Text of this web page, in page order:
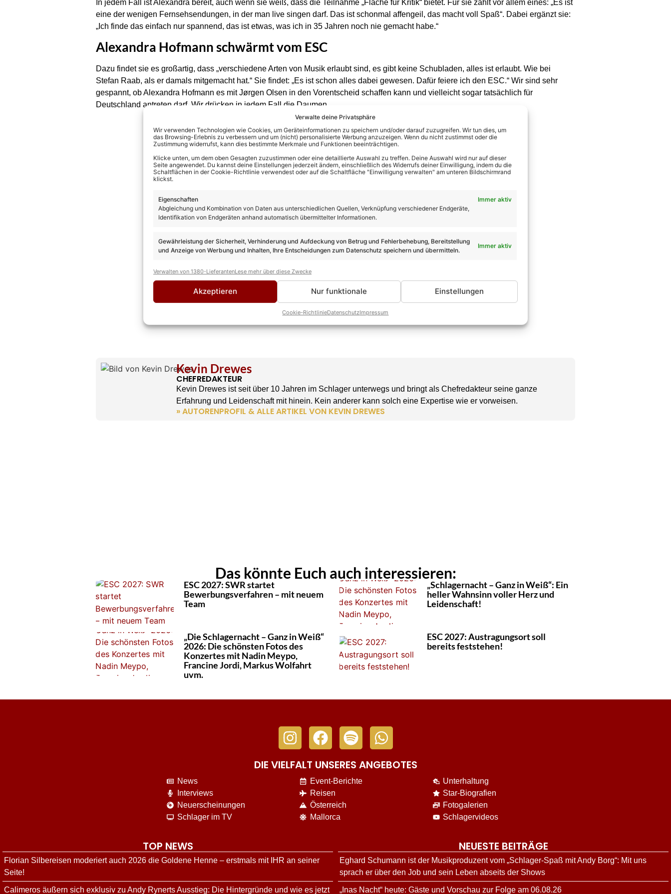
Verwalte deine Privatsphäre
Wir verwenden Technologien wie Cookies, um Geräteinformationen zu speichern und/oder darauf zuzugreifen. Wir tun dies, um
das Browsing-Erlebnis zu verbessern und um (nicht) personalisierte Werbung anzuzeigen. Wenn du nicht zustimmst oder die
Zustimmung widerrufst, kann dies bestimmte Merkmale und Funktionen beeinträchtigen.
Klicke unten, um dem oben Gesagten zuzustimmen oder eine detaillierte Auswahl zu treffen. Deine Auswahl wird nur auf dieser
Seite angewendet. Du kannst deine Einstellungen jederzeit ändern, einschließlich des Widerrufs deiner Einwilligung, indem du die
Schaltflächen in der Cookie-Richtlinie verwendest oder auf die Schaltfläche "Einwilligung verwalten" am unteren Bildschirmrand
klickst.
Eigenschaften
Immer aktiv
Abgleichung und Kombination von Daten aus unterschiedlichen Quellen, Verknüpfung verschiedener Endgeräte,
Identifikation von Endgeräten anhand automatisch übermittelter Informationen.
Gewährleistung der Sicherheit, Verhinderung und Aufdeckung von Betrug und Fehlerbehebung, Bereitstellung
und Anzeige von Werbung und Inhalten, Ihre Entscheidungen zum Datenschutz speichern und übermitteln.
Immer aktiv
Verwalten von 1380-LieferantenLese mehr über diese Zwecke
Akzeptieren Nur funktionale Einstellungen
Cookie-RichtlinieDatenschutzImpressum
In jedem Fall ist Alexandra bereit, auch wenn sie weiß, dass die Teilnahme „Fläche für Kritik“ bietet. Für sie zählt vor allem eines: „Es ist
eine der wenigen Fernsehsendungen, in der man live singen darf. Das ist schonmal affengeil, das macht voll Spaß“. Dabei ergänzt sie:
„Ich finde das einfach nur spannend, das ist etwas, was ich in 35 Jahren noch nie gemacht habe.“
Alexandra Hofmann schwärmt vom ESC
Dazu findet sie es großartig, dass „verschiedene Arten von Musik erlaubt sind, es gibt keine Schubladen, alles ist erlaubt. Wie bei
Stefan Raab, als er damals mitgemacht hat.“ Sie findet: „Es ist schon alles dabei gewesen. Dafür feiere ich den ESC.“ Wir sind sehr
gespannt, ob Alexandra Hofmann es mit Jørgen Olsen in den Vorentscheid schaffen kann und vielleicht sogar tatsächlich für
Deutschland antreten darf. Wir drücken in jedem Fall die Daumen.
Kevin Drewes
CHEFREDAKTEUR
Kevin Drewes ist seit über 10 Jahren im Schlager unterwegs und bringt als Chefredakteur seine ganze
Erfahrung und Leidenschaft mit hinein. Kein anderer kann solch eine Expertise wie er vorweisen.
» AUTORENPROFIL & ALLE ARTIKEL VON KEVIN DREWES
Das könnte Euch auch interessieren:
ESC 2027: SWR startet
Bewerbungsverfahren – mit neuem
Team
„Schlagernacht – Ganz in Weiß“: Ein
heller Wahnsinn voller Herz und
Leidenschaft!
„Die Schlagernacht – Ganz in Weiß“
2026: Die schönsten Fotos des
Konzertes mit Nadin Meypo,
Francine Jordi, Markus Wolfahrt
uvm.
ESC 2027: Austragungsort soll
bereits feststehen!
DIE VIELFALT UNSERES ANGEBOTES
News
Interviews
Neuerscheinungen
Schlager im TV
Event-Berichte
Reisen
Österreich
Mallorca
Unterhaltung
Star-Biografien
Fotogalerien
Schlagervideos
TOP NEWS
Florian Silbereisen moderiert auch 2026 die Goldene Henne – erstmals mit IHR an seiner
Seite!
Calimeros äußern sich exklusiv zu Andy Rynerts Ausstieg: Die Hintergründe und wie es jetzt
NEUESTE BEITRÄGE
Eghard Schumann ist der Musikproduzent vom „Schlager-Spaß mit Andy Borg“: Mit uns
sprach er über den Job und sein Leben abseits der Shows
„Inas Nacht“ heute: Gäste und Vorschau zur Folge am 06.08.26